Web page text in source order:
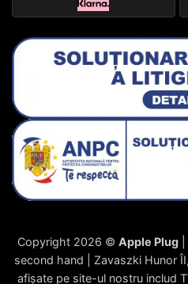
Copyright 2026 © Apple Plug
second hand | Zavaszki Hunor
afișate pe site-ul nostru includ